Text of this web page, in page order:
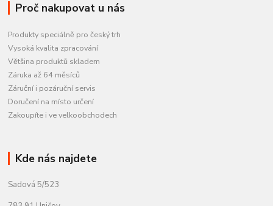
Proč nakupovat u nás
Produkty speciálně pro český trh
Vysoká kvalita zpracování
Většina produktů skladem
Záruka až 64 měsíců
Záruční i pozáruční servis
Doručení na místo určení
Zakoupíte i ve velkoobchodech
Kde nás najdete
Sadová 5/523